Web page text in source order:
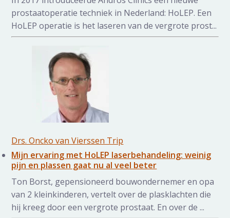
prostaatoperatie techniek in Nederland: HoLEP. Een
HoLEP operatie is het laseren van de vergrote prost...
Drs. Oncko van Vierssen Trip
Mijn ervaring met HoLEP laserbehandeling: weinig
pijn en plassen gaat nu al veel beter
Ton Borst, gepensioneerd bouwondernemer en opa
van 2 kleinkinderen, vertelt over de plasklachten die
hij kreeg door een vergrote prostaat. En over de ...